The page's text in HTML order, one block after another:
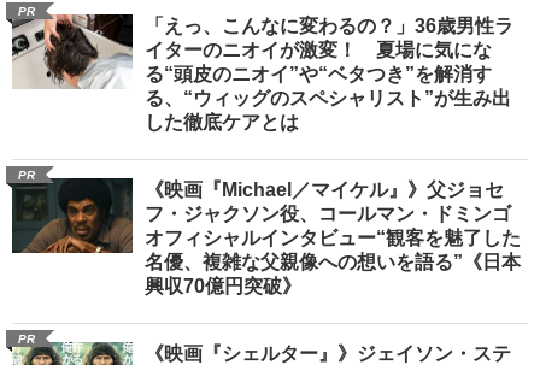
PR
「えっ、こんなに変わるの？」36歳男性ラ
イターのニオイが激変！ 夏場に気にな
る“頭皮のニオイ”や“ベタつき”を解消す
る、“ウィッグのスペシャリスト”が生み出
した徹底ケアとは
PR
《映画『Michael／マイケル』》父ジョセ
フ・ジャクソン役、コールマン・ドミンゴ
オフィシャルインタビュー“観客を魅了した
名優、複雑な父親像への想いを語る”《日本
興収70億円突破》
PR
《映画『シェルター』》ジェイソン・ステ